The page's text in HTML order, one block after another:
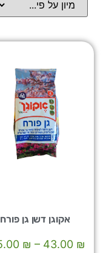
אקוגן דשן גן פורח
₪
–
₪